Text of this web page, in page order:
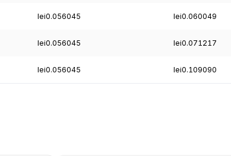
lei0.056045 lei0.060049
lei0.056045 lei0.071217
lei0.056045 lei0.109090